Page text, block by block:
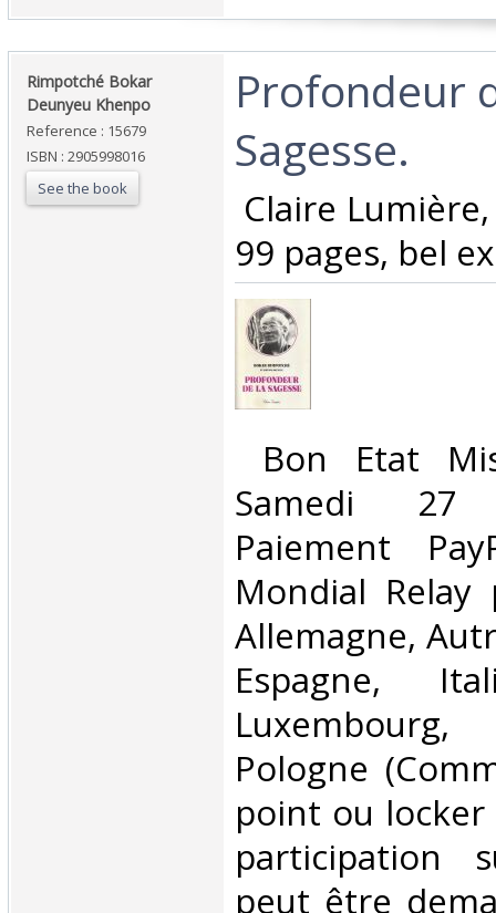
‎Rimpotché Bokar
Deunyeu Khenpo ‎
Reference : 15679
ISBN : 2905998016
See the book
‎Profondeur
Sagesse.‎
Claire
99 pages, bel
Bon Etat
Samedi 27
Paiement
Mondial
Allemagne,
Espagne,
Pologne
point ou locker
participation
peut être